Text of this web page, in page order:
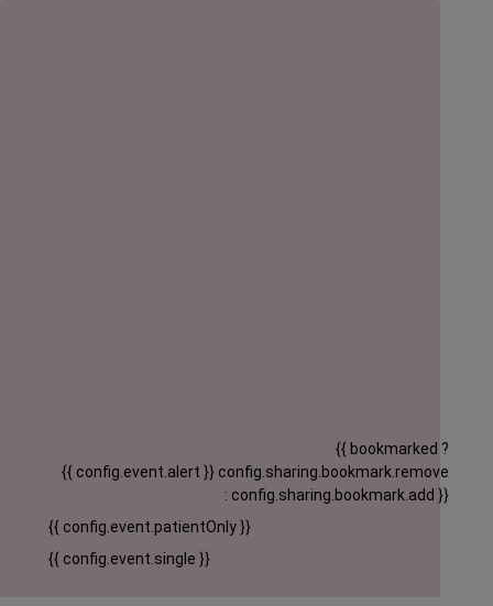
{{ config.event.alert }}
{{ bookmarked ?
config.sharing.bookmark.remove
: config.sharing.bookmark.add }}
{{ config.event.patientOnly }}
{{ config.event.single }}